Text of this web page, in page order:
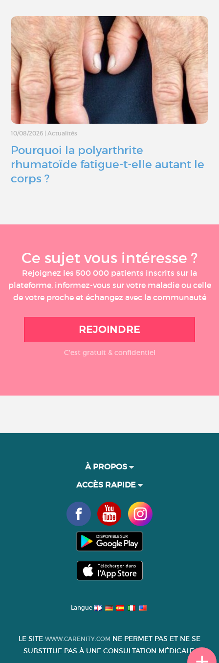
10/08/2026 Actualités
Pourquoi la polyarthrite
rhumatoïde fatigue-t-elle autant le
corps ?
Ce sujet vous intéresse ?
Rejoignez les 500 000 patients inscrits sur la
plateforme, informez-vous sur votre maladie ou celle
de votre proche et échangez avec la communauté
REJOINDRE
C'est gratuit & confidentiel
À PROPOS
ACCÈS RAPIDE
Langue
LE SITE WWW.CARENITY.COM NE PERMET PAS ET NE SE
SUBSTITUE PAS À UNE CONSULTATION MÉDICALE.